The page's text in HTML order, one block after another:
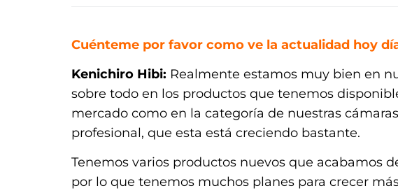
Cuénteme por favor como ve la actualidad hoy
Kenichiro Hibi: Realmente estamos muy bien en
sobre todo en los productos que tenemos
mercado como en la categoría de nuestras
profesional, que esta está creciendo bastante.
Tenemos varios productos nuevos que acabamos
por lo que tenemos muchos planes para crecer